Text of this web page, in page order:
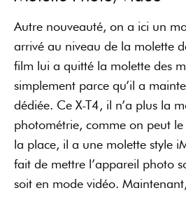
Autre nouveauté, on a ici un
arrivé au niveau de la molette
film lui a quitté la molette des
simplement parce qu’il a
dédiée. Ce X-T4, il n’a plus la
photométrie, comme on peut le
la place, il a une molette style
fait de mettre l’appareil photo
soit en mode vidéo.